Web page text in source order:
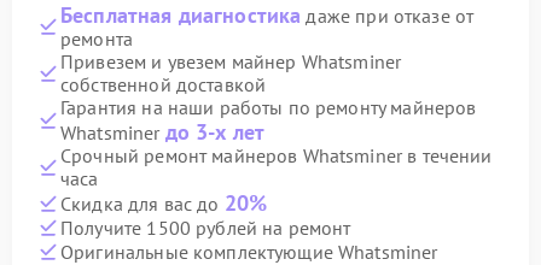
Бесплатная диагностика даже при отказе от
ремонта
Привезем и увезем майнер Whatsminer
собственной доставкой
Гарантия на наши работы по ремонту майнеров
Whatsminer до 3-х лет
Срочный ремонт майнеров Whatsminer в течении
часа
Скидка для вас до 20%
Получите 1500 рублей на ремонт
Оригинальные комплектующие Whatsminer